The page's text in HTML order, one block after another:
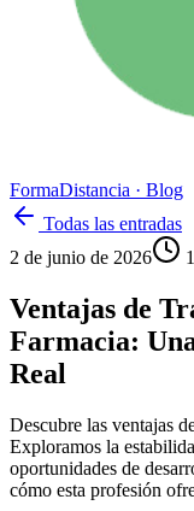
FormaDistancia · Blog
Todas las entradas
2 de junio de 2026
Ventajas de
Farmacia:
Real
Descubre las ventajas
Exploramos la
oportunidades de
cómo esta profesión